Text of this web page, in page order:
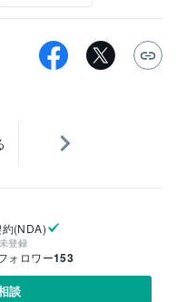
(NDA)
未登録
ォロワー153
談